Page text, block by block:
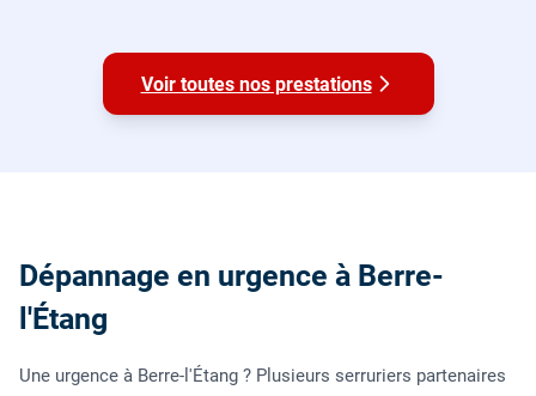
Voir toutes nos prestations
Dépannage en urgence à Berre-
l'Étang
Une urgence à Berre-l'Étang ? Plusieurs serruriers partenaires